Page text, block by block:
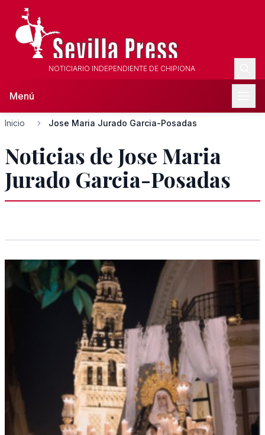
NOTICIARIO INDEPENDIENTE DE CHIPIONA
Menú
Inicio Jose Maria Jurado Garcia-Posadas
Noticias de Jose Maria
Jurado Garcia-Posadas